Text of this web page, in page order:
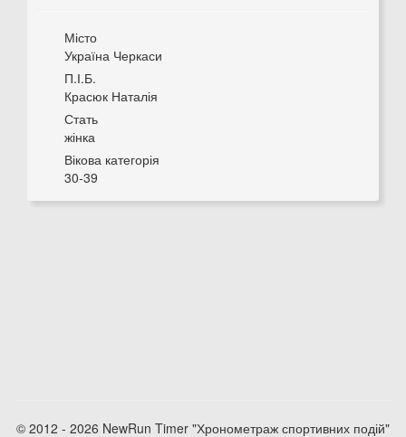
Місто
Україна Черкаси
П.І.Б.
Красюк Наталія
Стать
жінка
Вікова категорія
30-39
© 2012 - 2026 NewRun Timer "Хронометраж спортивних подій"